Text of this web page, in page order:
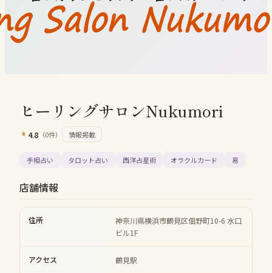
ヒーリングサロンNukumori
4.8 （0件） 情報掲載
手相占い タロット占い 西洋占星術 オラクルカード 易
店舗情報
住所
神奈川県横浜市鶴見区佃野町10-6 水口
ビル1F
アクセス 鶴見駅